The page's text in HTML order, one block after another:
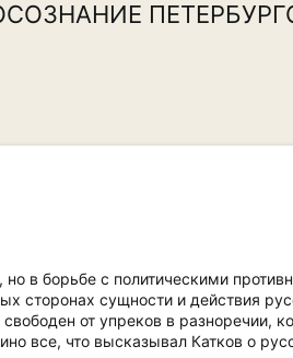
в борьбе с политическими
сторонах сущности и действия
от упреков в разноречии,
все, что высказывал Катков о